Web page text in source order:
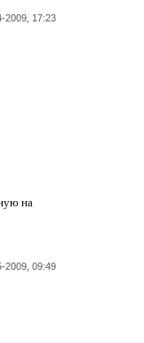
2009, 17:23
на
2009, 09:49